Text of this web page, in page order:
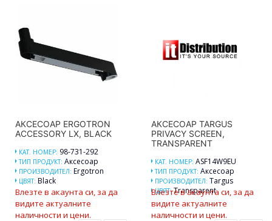
АКСЕСОАР ERGOTRON
ACCESSORY LX, BLACK
КАТ. НОМЕР: 98-731-292
ТИП ПРОДУКТ: Аксесоар
ПРОИЗВОДИТЕЛ: Ergotron
ЦВЯТ: Black
Влезте в акаунта си, за да
видите актуалните
наличности и цени.
АКСЕСОАР TARGUS
PRIVACY SCREEN,
TRANSPARENT
КАТ. НОМЕР: ASF14W9EU
ТИП ПРОДУКТ: Аксесоар
ПРОИЗВОДИТЕЛ: Targus
ЦВЯТ:Transparent
Влезте в акаунта си, за да
видите актуалните
наличности и цени.